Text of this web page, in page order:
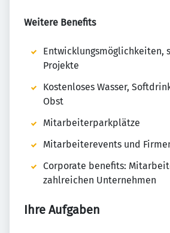
Weitere Benefits
Entwicklungsmöglichkeiten,
Projekte
Kostenloses Wasser,
Obst
Mitarbeiterparkplätze
Mitarbeiterevents und
Corporate benefits:
zahlreichen Unternehmen
Ihre Aufgaben